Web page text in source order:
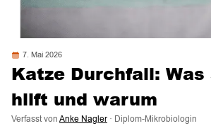
7. Mai 2026
Katze Durchfall:
hilft und warum
Verfasst vonAnke Nagler · Diplom-Mikrobiologin